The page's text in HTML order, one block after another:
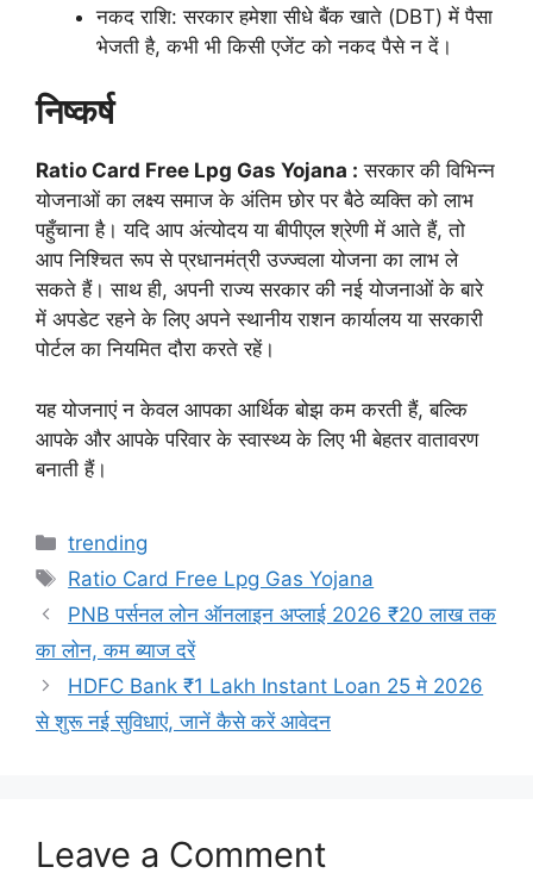
नकद राशि: सरकार हमेशा सीधे बैंक खाते (DBT) में पैसा
भेजती है, कभी भी किसी एजेंट को नकद पैसे न दें।
निष्कर्ष
Ratio Card Free Lpg Gas Yojana : सरकार की विभिन्न
योजनाओं का लक्ष्य समाज के अंतिम छोर पर बैठे व्यक्ति को लाभ
पहुँचाना है। यदि आप अंत्योदय या बीपीएल श्रेणी में आते हैं, तो
आप निश्चित रूप से प्रधानमंत्री उज्ज्वला योजना का लाभ ले
सकते हैं। साथ ही, अपनी राज्य सरकार की नई योजनाओं के बारे
में अपडेट रहने के लिए अपने स्थानीय राशन कार्यालय या सरकारी
पोर्टल का नियमित दौरा करते रहें।
यह योजनाएं न केवल आपका आर्थिक बोझ कम करती हैं, बल्कि
आपके और आपके परिवार के स्वास्थ्य के लिए भी बेहतर वातावरण
बनाती हैं।
Categories
trending
Tags
Ratio Card Free Lpg Gas Yojana
PNB पर्सनल लोन ऑनलाइन अप्लाई 2026 ₹20 लाख तक
का लोन, कम ब्याज दरें
HDFC Bank ₹1 Lakh Instant Loan 25 मे 2026
से शुरू नई सुविधाएं, जानें कैसे करें आवेदन
Leave a Comment